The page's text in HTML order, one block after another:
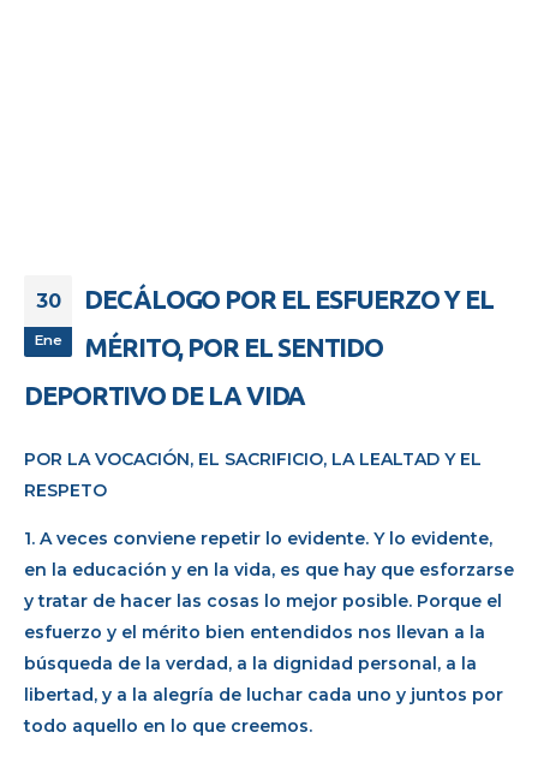
30
Ene
DECÁLOGO POR EL ESFUERZO Y EL
MÉRITO, POR EL SENTIDO
DEPORTIVO DE LA VIDA
POR LA VOCACIÓN, EL SACRIFICIO, LA LEALTAD Y EL
RESPETO
1. A veces conviene repetir lo evidente. Y lo evidente,
en la educación y en la vida, es que hay que esforzarse
y tratar de hacer las cosas lo mejor posible. Porque el
esfuerzo y el mérito bien entendidos nos llevan a la
búsqueda de la verdad, a la dignidad personal, a la
libertad, y a la alegría de luchar cada uno y juntos por
todo aquello en lo que creemos.